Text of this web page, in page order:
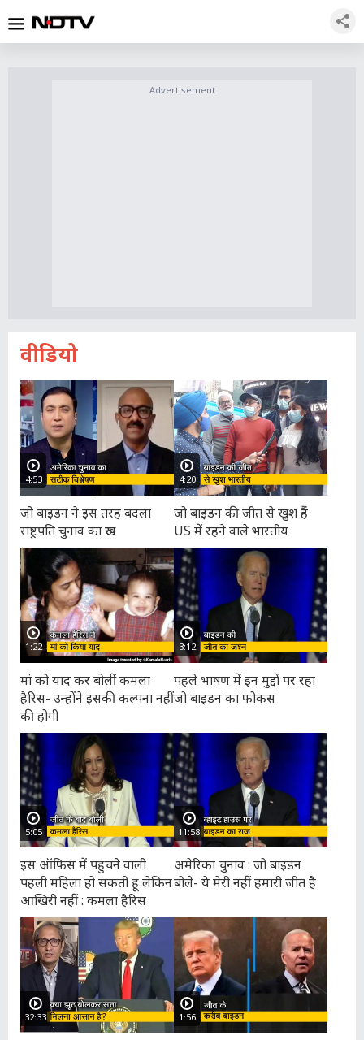
Advertisement
वीडियो
4:53
जो बाइडन ने इस तरह बदला
राष्ट्रपति चुनाव का रुख
4:20
जो बाइडन की जीत से खुश हैं
US में रहने वाले भारतीय
1:22
मां को याद कर बोलीं कमला
हैरिस- उन्होंने इसकी कल्पना नहीं
की होगी
3:12
पहले भाषण में इन मुद्दों पर रहा
जो बाइडन का फोकस
5:05
इस ऑफिस में पहुंचने वाली
पहली महिला हो सकती हूं लेकिन
आखिरी नहीं : कमला हैरिस
11:58
अमेरिका चुनाव : जो बाइडन
बोले- ये मेरी नहीं हमारी जीत है
32:33 1:56